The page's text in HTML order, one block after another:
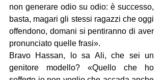
non generare odio su odio: è successo,
basta, magari gli stessi ragazzi che oggi
offendono, domani si pentiranno di aver
pronunciato quelle frasi».
Bravo Hassan, lo sa Ali, che sei un
genitore modello? «Quello che ho